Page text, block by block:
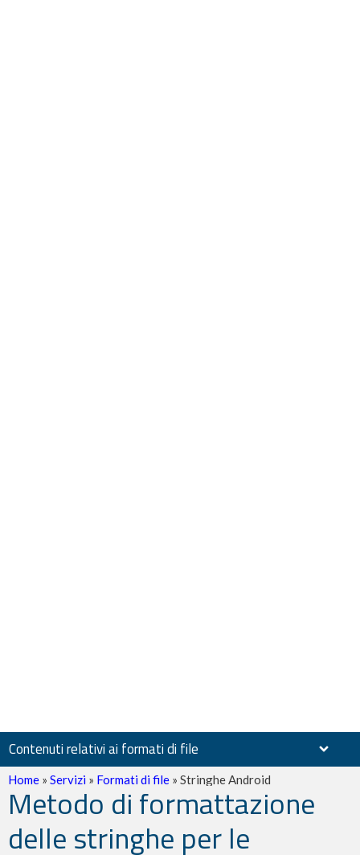
Contenuti relativi ai formati di file
Documenti scansionati
Home » Servizi » Formati di file » Stringhe Android
Metodo di formattazione
delle stringhe per le